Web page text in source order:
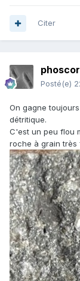
Citer
Posté(e)
On gagne
détritique.
C'est un peu flou
roche à grain très